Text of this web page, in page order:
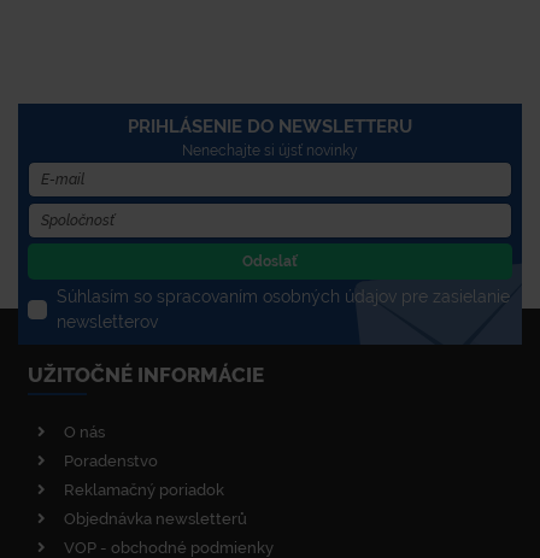
PRIHLÁSENIE DO NEWSLETTERU
Nenechajte si újsť novinky
Odoslať
Súhlasím so spracovaním osobných údajov pre zasielanie
newsletterov
UŽITOČNÉ INFORMÁCIE
O nás
Poradenstvo
Reklamačný poriadok
Objednávka newsletterů
VOP - obchodné podmienky